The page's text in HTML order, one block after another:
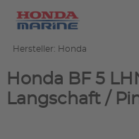
Hersteller: Honda
Honda BF 5
Langschaft /